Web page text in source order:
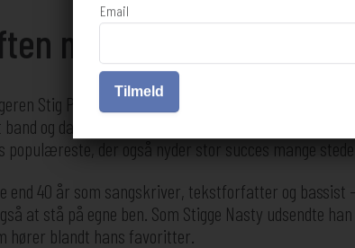
med Stig – foredrag
Stig Pedersen blev punk et springbræt til en
og dannede derfor i stedet Disneyland After
populæreste, der også nyder stor succes mange
end 40 år som sangskriver, tekstforfatter og bassist
at stå på egne ben. Som Stigge Nasty udsendte
hører blandt hans favoritter.
Email
Tilmeld